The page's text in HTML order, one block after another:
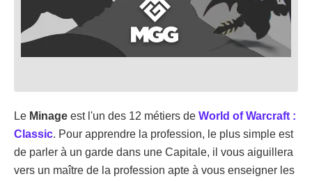
Le Minage est l'un des 12 métiers de World of Warcraft :
Classic. Pour apprendre la profession, le plus simple est
de parler à un garde dans une Capitale, il vous aiguillera
vers un maître de la profession apte à vous enseigner les